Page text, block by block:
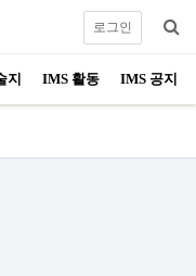
지 IMS 활동 IMS 공지
로그인